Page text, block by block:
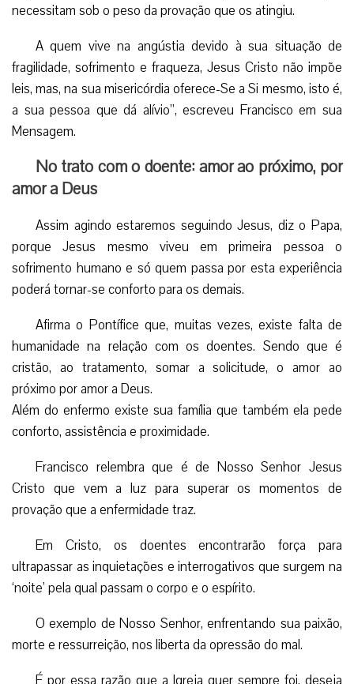
necessitam sob o peso da provação que os atingiu.
A quem vive na angústia devido à sua situação de
fragilidade, sofrimento e fraqueza, Jesus Cristo não impõe
leis, mas, na sua misericórdia oferece-Se a Si mesmo, isto é,
a sua pessoa que dá alívio”, escreveu Francisco em sua
Mensagem.
No trato com o doente: amor ao próximo, por
amor a Deus
Assim agindo estaremos seguindo Jesus, diz o Papa,
porque Jesus mesmo viveu em primeira pessoa o
sofrimento humano e só quem passa por esta experiência
poderá tornar-se conforto para os demais.
Afirma o Pontífice que, muitas vezes, existe falta de
humanidade na relação com os doentes. Sendo que é
cristão, ao tratamento, somar a solicitude, o amor ao
próximo por amor a Deus.
Além do enfermo existe sua família que também ela pede
conforto, assistência e proximidade.
Francisco relembra que é de Nosso Senhor Jesus
Cristo que vem a luz para superar os momentos de
provação que a enfermidade traz.
Em Cristo, os doentes encontrarão força para
ultrapassar as inquietações e interrogativos que surgem na
‘noite’ pela qual passam o corpo e o espírito.
O exemplo de Nosso Senhor, enfrentando sua paixão,
morte e ressurreição, nos liberta da opressão do mal.
É por essa razão que a Igreja quer sempre foi, deseja